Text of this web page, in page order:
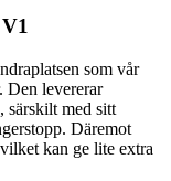
som vår
Den levererar
särskilt med sitt
Däremot
kan ge lite extra